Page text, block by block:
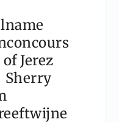
Jerez
Sherry